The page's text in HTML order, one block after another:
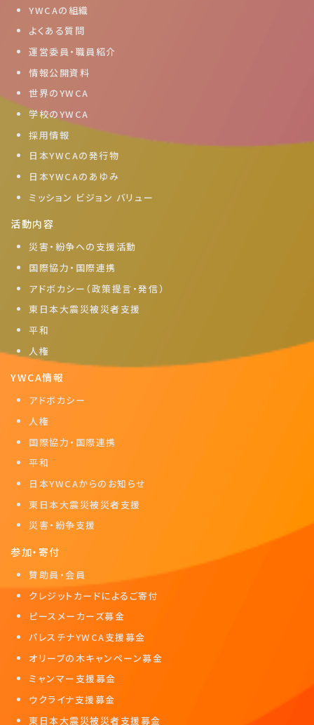
YWCAの組織
よくある質問
運営委員・職員紹介
情報公開資料
世界のYWCA
学校のYWCA
採用情報
日本YWCAの発行物
日本YWCAのあゆみ
ミッション ビジョン バリュー
活動内容
災害・紛争への支援活動
国際協力・国際連携
アドボカシー（政策提言・発信）
東日本大震災被災者支援
平和
人権
YWCA情報
アドボカシー
人権
国際協力・国際連携
平和
日本YWCAからのお知らせ
東日本大震災被災者支援
災害・紛争支援
参加・寄付
賛助員・会員
クレジットカードによるご寄付
ピースメーカーズ募金
パレスチナYWCA支援募金
オリーブの木キャンペーン募金
ミャンマー支援募金
ウクライナ支援募金
東日本大震災被災者支援募金